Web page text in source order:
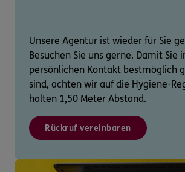
Unsere Agentur ist wieder für Sie
Besuchen Sie uns gerne. Damit Sie
persönlichen Kontakt bestmöglich
sind, achten wir auf die Hygiene-
halten 1,50 Meter Abstand.
Rückruf vereinbaren